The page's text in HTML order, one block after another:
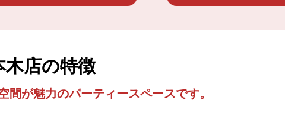
木店の特徴
間が魅力のパーティースペースです。